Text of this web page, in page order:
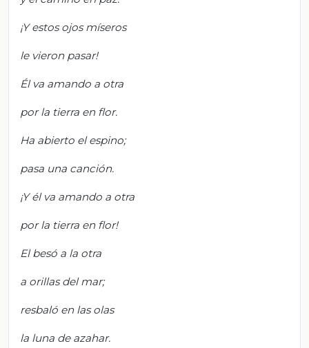
¡Y estos ojos míseros
le vieron pasar!
Él va amando a otra
por la tierra en flor.
Ha abierto el espino;
pasa una canción.
¡Y él va amando a otra
por la tierra en flor!
El besó a la otra
a orillas del mar;
resbaló en las olas
la luna de azahar.